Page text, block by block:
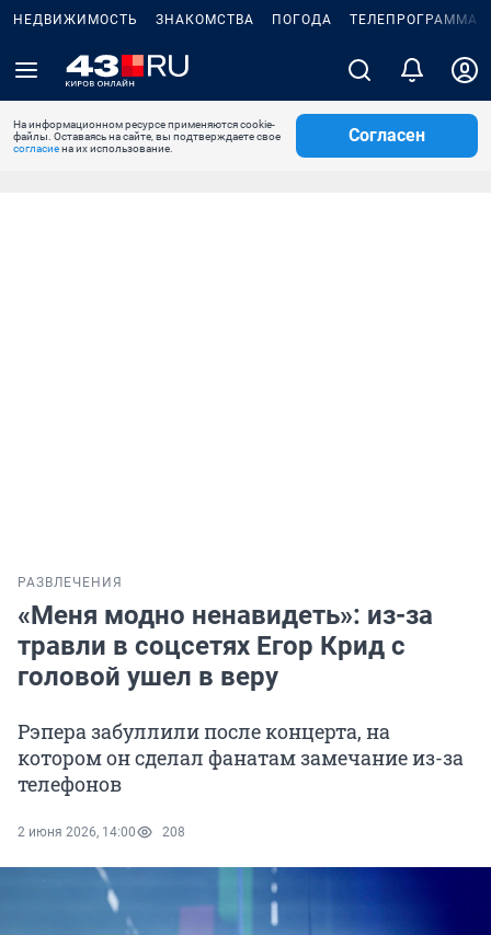
НЕДВИЖИМОСТЬ ЗНАКОМСТВА ПОГОДА ТЕЛЕПРОГРАММА
На информационном ресурсе применяются cookie-
файлы. Оставаясь на сайте, вы подтверждаете свое
согласиена их использование.
Согласен
РАЗВЛЕЧЕНИЯ
«Меня модно ненавидеть»: из-за
травли в соцсетях Егор Крид с
головой ушел в веру
Рэпера забуллили после концерта, на
котором он сделал фанатам замечание из-за
телефонов
2 июня 2026, 14:00 208